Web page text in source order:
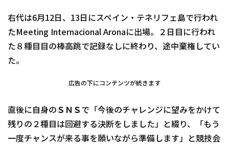
右代は6月12日、13日にスペイン・テネリフェ島で行われ
たMeeting Internacional Aronaに出場。２日目に行われ
た８種目目の棒高跳で記録なしに終わり、途中棄権してい
た。
広告の下にコンテンツが続きます
直後に自身のＳＮＳで「今後のチャレンジに望みをかけて
残りの２種目は回避する決断をしました」と綴り、「もう
一度チャンスが来る事を願いながら準備します」と競技会